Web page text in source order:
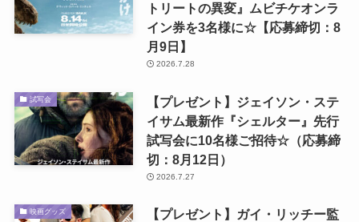
トリートの異変』ムビチケオンラ
イン券を3名様に☆【応募締切：8
月9日】
2026.7.28
試写会
【プレゼント】ジェイソン・ステ
イサム最新作『シェルター』先行
試写会に10名様ご招待☆（応募締
切：8月12日）
2026.7.27
映画グッズ
【プレゼント】ガイ・リッチー監